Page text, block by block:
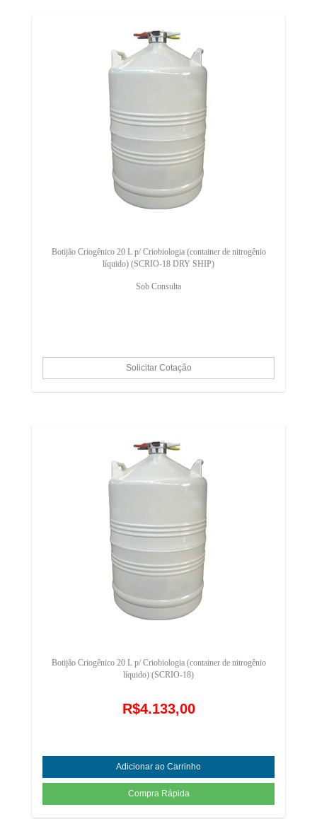
Botijão Criogênico 20 L p/ Criobiologia (container de nitrogênio
líquido) (SCRIO-18 DRY SHIP)
Sob Consulta
Botijão Criogênico 20 L p/ Criobiologia (container de nitrogênio
líquido) (SCRIO-18)
R$4.133,00